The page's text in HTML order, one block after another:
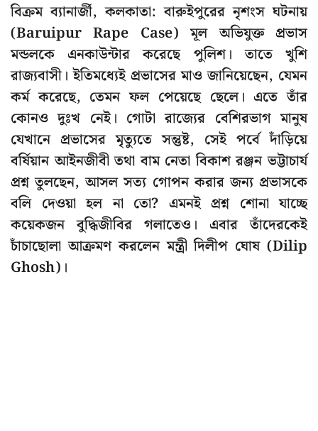
বিক্রম ব্যানার্জী, কলকাতা: বারুইপুরের নৃশংস ঘটনায়
(Baruipur Rape Case) মূল অভিযুক্ত প্রভাস
মন্ডলকে এনকাউন্টার করেছে পুলিশ। তাতে খুশি
রাজ্যবাসী। ইতিমধ্যেই প্রভাসের মাও জানিয়েছেন, যেমন
কর্ম করেছে, তেমন ফল পেয়েছে ছেলে। এতে তাঁর
কোনও দুঃখ নেই। গোটা রাজ্যের বেশিরভাগ মানুষ
যেখানে প্রভাসের মৃত্যুতে সন্তুষ্ট, সেই পর্বে দাঁড়িয়ে
বর্ষিয়ান আইনজীবী তথা বাম নেতা বিকাশ রঞ্জন ভট্টাচার্য
প্রশ্ন তুলছেন, আসল সত্য গোপন করার জন্য প্রভাসকে
বলি দেওয়া হল না তো? এমনই প্রশ্ন শোনা যাচ্ছে
কয়েকজন বুদ্ধিজীবির গলাতেও। এবার তাঁদেরকেই
চাঁচাছোলা আক্রমণ করলেন মন্ত্রী দিলীপ ঘোষ (Dilip
Ghosh)।